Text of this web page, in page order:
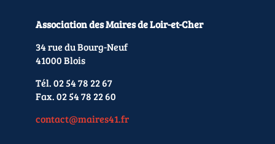
Association des Maires de Loir-et-Cher
34 rue du Bourg-Neuf
41000 Blois
Tél. 02 54 78 22 67
Fax. 02 54 78 22 60
contact@maires41.fr